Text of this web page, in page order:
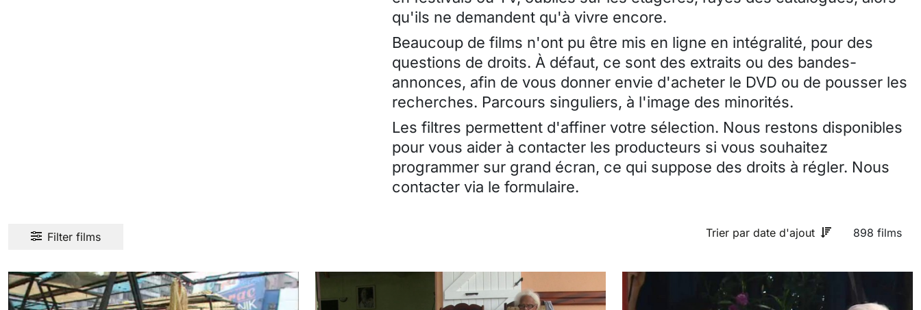
qu'ils ne demandent qu'à vivre encore.
Beaucoup de films n'ont pu être mis en ligne en intégralité, pour des
questions de droits. À défaut, ce sont des extraits ou des bandes-
annonces, afin de vous donner envie d'acheter le DVD ou de pousser les
recherches. Parcours singuliers, à l'image des minorités.
Les filtres permettent d'affiner votre sélection. Nous restons disponibles
pour vous aider à contacter les producteurs si vous souhaitez
programmer sur grand écran, ce qui suppose des droits à régler. Nous
contacter via le formulaire.
Filter films Trier par date d'ajout 898 films